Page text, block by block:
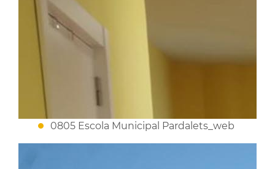
0805 Escola Municipal Pardalets_web